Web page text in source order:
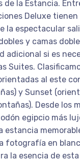
de la Estancia.
Deluxe
la espectacular
y camas
adicional si es
Suites.
al este
y Sunset
Desde los
egipcio más
estancia
fotografía en
la esencia de